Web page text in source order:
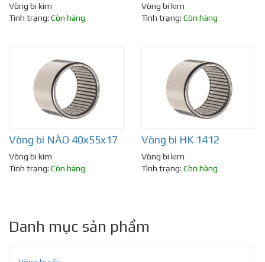
Vòng bi kim
Tình trạng: Còn hàng
Vòng bi kim
Tình trạng: Còn hàng
Vòng bi NÀO 40x55x17
Vòng bi kim
Tình trạng: Còn hàng
Vòng bi HK 1412
Vòng bi kim
Tình trạng: Còn hàng
Danh mục sản phẩm